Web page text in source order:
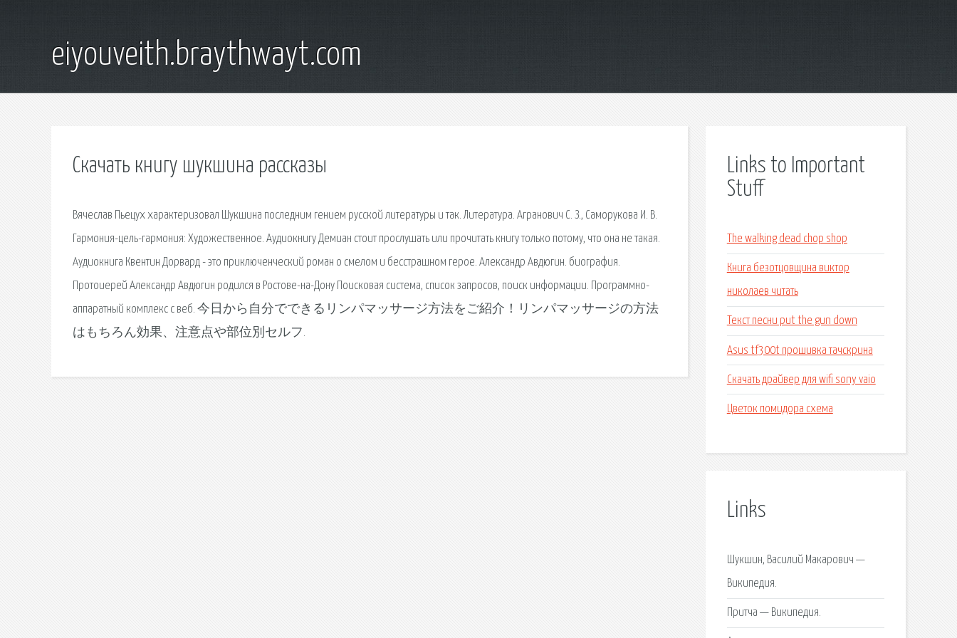
eiyouveith.braythwayt.com
Скачать книгу шукшина рассказы
Вячеслав Пьецух характеризовал Шукшина последним гением русской литературы и так. Литература. Агранович С. З., Саморукова И. В.
Гармония-цель-гармония: Художественное. Аудиокнигу Демиан стоит прослушать или прочитать книгу только потому, что она не такая.
Аудиокнига Квентин Дорвард - это приключенческий роман о смелом и бесстрашном герое. Александр Авдюгин. биография.
Протоиерей Александр Авдюгин родился в Ростове-на-Дону Поисковая сиcтема, список запросов, поиск информации. Программно-
аппаратный комплекс с веб. 今日から自分でできるリンパマッサージ方法をご紹介！リンパマッサージの方法
はもちろん効果、注意点や部位別セルフ.
Links to Important
Stuff
The walking dead chop shop
Книга безотцовщина виктор
николаев читать
Текст песни put the gun down
Asus tf300t прошивка тачскрина
Скачать драйвер для wifi sony vaio
Цветок помидора схема
Links
Шукшин, Василий Макарович —
Википедия.
Притча — Википедия.